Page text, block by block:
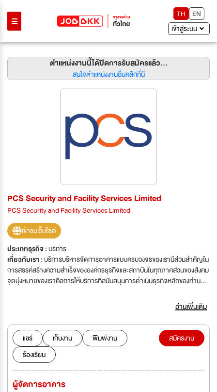
TH
EN
เข้าสู่ระบบ
ตำแหน่งงานนี้ได้ปิดการรับสมัครแล้ว...
สนใจตำแหน่งงานอื่นคลิกที่นี่
PCS Security and Facility Services Limited
PCS Security and Facility Services Limited
เข้าชมเว็บไซต์
ประเภทธุรกิจ :บริการ
เกี่ยวกับเรา :บริการบริหารจัดการอาคารแบบครบวงจรของเรามีส่วนสำคัญใน
การสรรค์สร้างความสำเร็จขององค์กรธุรกิจและสถาบันในทุกภาคส่วนของสังคม
จุดมุ่งหมายของเราคือการให้บริการที่สนับสนุนการดำเนินธุรกิจหลักของท่าน
ปลอดภัยแบบครบวงจร บริการกำจัดแมลง บริการดูแลสวน บริการตรวจนับ
สินค้า บริการซ่อมแซมอาคารและบริการสุขอนามัยภํณฑ์ บริการเหล่านี้จะช่วย
อำนวยความสะดวกให้ท่านสามารถดำเนินธุรกิจได้อย่างเต็มที่ ซึ่งครอบคลุมทุก
ความต้องการของท่านไม่ว่าจะเป็นบริการเฉพาะด้านหรือบริการแบบครบวงจร
เพื่อสนองต่อความต้องการที่เหมาะสมที่สุดสำหรับธุรกิจของท่าน เราภูมิใจที่ได้
รับการยกย่องให้เป็นผู้นำในธุรกิจบริการบริหารจัดการอาคารแบบครบวงจร ซึ่ง
ให้บริการแก่กลุ่มลูกค้าหลากหลายประเภท ไม่ว่าจะเป็นกลุ่มสาธารณสุข การ
พาณิชย์และการค้าปลีกด้วยบริการที่เปี่ยมคุณภาพ
อ่านเพิ่มเติม
แชร์ เก็บงาน
พิมพ์งาน
ร้องเรียน
สมัครงาน
ผู้จัดการอาคาร